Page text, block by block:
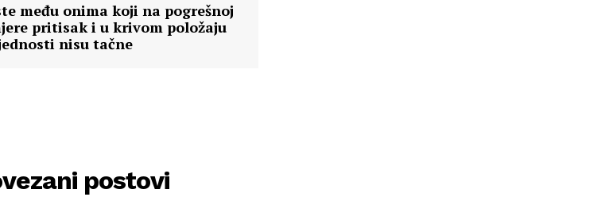
među onima koji na pogrešnoj
pritisak i u krivom položaju
nisu tačne
postovi